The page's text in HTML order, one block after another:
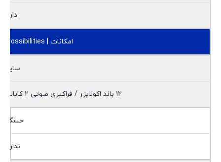
دارد
امکانات | Possibilities
سایر
12 باند اکولایزر / فراکیری صوتی 2 کاناله
حسگر
ندارد